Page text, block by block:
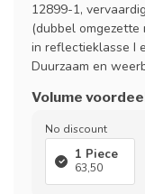
12899-1,
(dubbel omgezette
in reflectieklasse I
Duurzaam en
Volume
No discount
1 Piece
63,50